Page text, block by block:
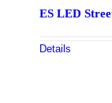
ES LED
Details